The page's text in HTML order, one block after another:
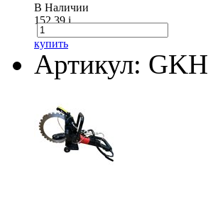
В Наличии
152.39i
купить
Артикул: